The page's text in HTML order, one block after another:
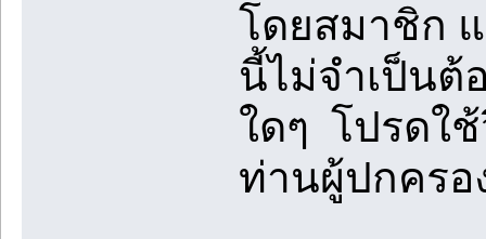
โดยสมาชิก
นี้ไม่จำเป็นต้
ใดๆ โปรดใ
ท่านผู้ปกครอ